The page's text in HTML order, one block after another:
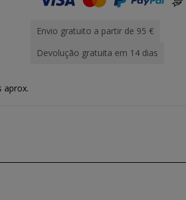
Envio gratuito a partir de 95 €
Devolução gratuita em 14 dias
aprox.